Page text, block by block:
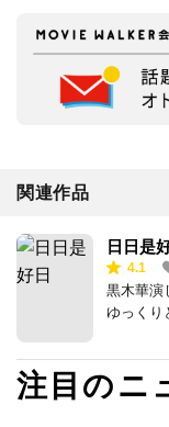
関連作品
日日是
4.1
黒木華演
ゆっくり
注目のニ